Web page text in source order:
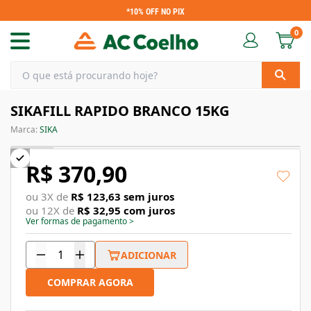
*10% OFF NO PIX
0
SIKAFILL RAPIDO BRANCO 15KG
Marca:SIKA
R$ 370,90
ou 3X de R$ 123,63 sem juros
ou 12X de R$ 32,95 com juros
Ver formas de pagamento>
ADICIONAR
COMPRAR AGORA